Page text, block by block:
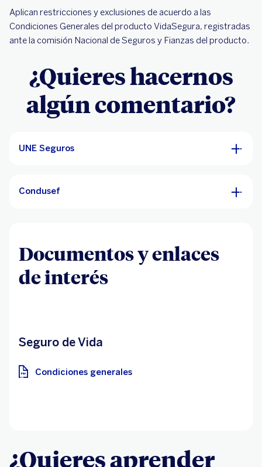
Aplican restricciones y exclusiones de acuerdo a las
Condiciones Generales del producto VidaSegura, registradas
ante la comisión Nacional de Seguros y Fianzas del producto.
¿Quieres hacernos
algún comentario?
UNE Seguros
Condusef
Documentos y enlaces
de interés
Seguro de Vida
Condiciones generales
¿Quieres aprender